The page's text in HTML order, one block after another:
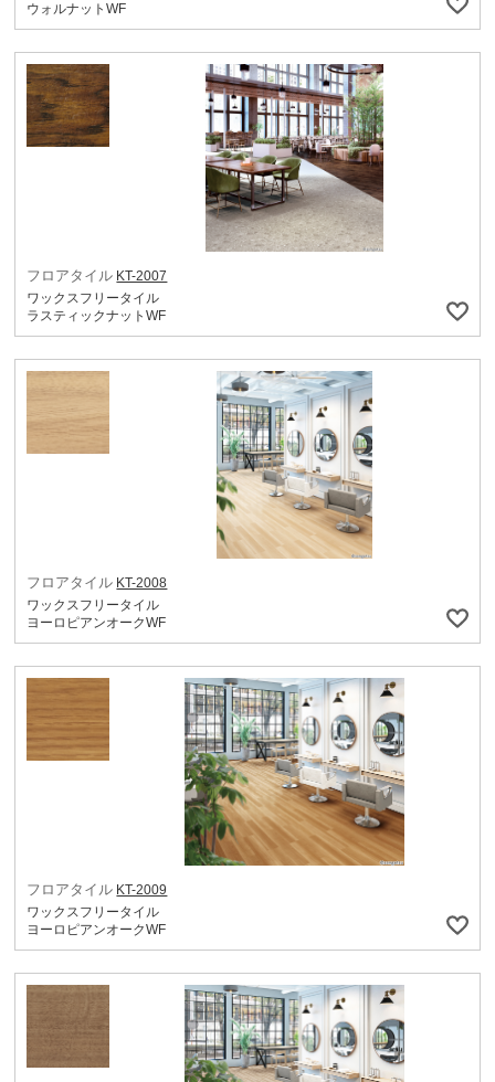
ウォルナットWF
フロアタイル KT-2007
ワックスフリータイル
ラスティックナットWF
フロアタイル KT-2008
ワックスフリータイル
ヨーロピアンオークWF
フロアタイル KT-2009
ワックスフリータイル
ヨーロピアンオークWF